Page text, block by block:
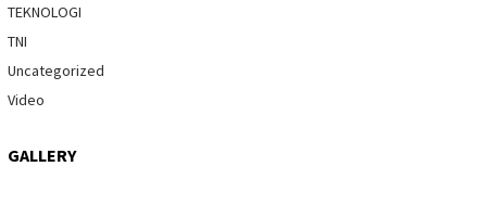
TEKNOLOGI
TNI
Uncategorized
Video
GALLERY